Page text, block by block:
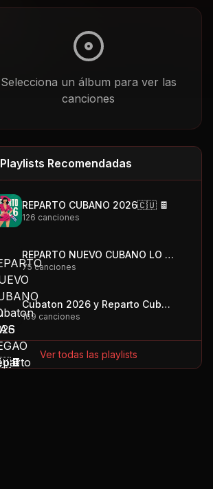
Selecciona un álbum para ver las
canciones
Playlists Recomendadas
REPARTO CUBANO 2026🇨🇺 🍫
126 canciones
REPARTO NUEVO CUBANO LO MAS PEGAO 🇨🇺🍫
75 canciones
Cubaton 2026 y Reparto Cubano
169 canciones
Ver todas las playlists